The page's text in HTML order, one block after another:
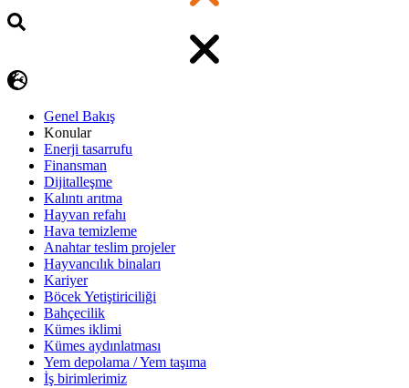
Genel Bakış
Konular
Enerji tasarrufu
Finansman
Dijitalleşme
Kalıntı arıtma
Hayvan refahı
Hava temizleme
Anahtar teslim projeler
Hayvancılık binaları
Kariyer
Böcek Yetiştiriciliği
Bahçecilik
Kümes iklimi
Kümes aydınlatması
Yem depolama / Yem taşıma
İş birimlerimiz